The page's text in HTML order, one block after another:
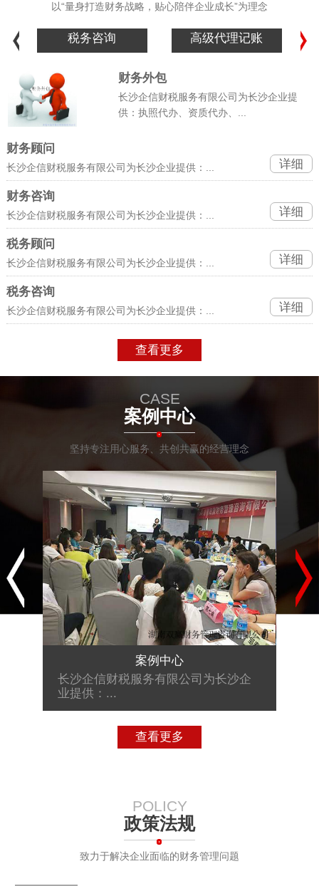
以“量身打造财务战略，贴心陪伴企业成长”为理念
税务咨询 高级代理记账
财务外包
长沙企信财税服务有限公司为长沙企业提
供：执照代办、资质代办、...
财务顾问
长沙企信财税服务有限公司为长沙企业提供：... 详细
财务咨询
长沙企信财税服务有限公司为长沙企业提供：... 详细
税务顾问
长沙企信财税服务有限公司为长沙企业提供：... 详细
税务咨询
长沙企信财税服务有限公司为长沙企业提供：... 详细
查看更多
CASE
案例中心
坚持专注用心服务、共创共赢的经营理念
幸福123财税沙龙交流会
长沙企信财税服务有限公司为长沙企
业提供：...
查看更多
POLICY
政策法规
致力于解决企业面临的财务管理问题